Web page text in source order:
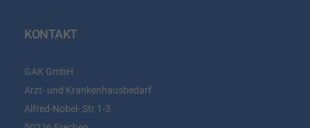
KONTAKT
GAK GmbH
Arzt- und Krankenhausbedarf
Alfred-Nobel- Str.1-3